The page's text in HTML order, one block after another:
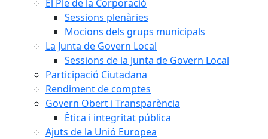
El Ple de la Corporació
Sessions plenàries
Mocions dels grups municipals
La Junta de Govern Local
Sessions de la Junta de Govern Local
Participació Ciutadana
Rendiment de comptes
Govern Obert i Transparència
Ètica i integritat pública
Ajuts de la Unió Europea